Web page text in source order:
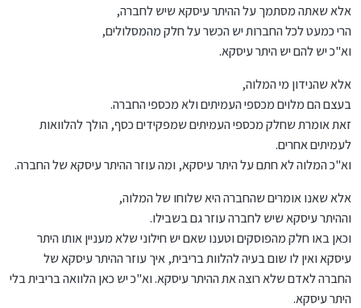
אלא שאתה מסתמך על ההיתר עיסקא שיש לחברה,
הרי כמעט לכל החברות יש הכשר על חלק מהמסלולים,
וא"כ יש להם יש היתר עיסקא.
אלא שהנידון מי המלוה,
בעצם הם מלוים מכספי העמיתים ולא מכספי החברה.
זאת אומרת שחלק מכספי העמיתים שמפקידים כסף, הולך להלוואות
לעמיתים אחרים.
וא"כ המלוה לא חתם על היתר עיסקא, ומה עוזר ההיתר עיסקא של החברה.
אלא שאנו אומרים שהחברה היא שלוחו של המלוה,
וההיתר עיסקא שיש לחברה עוזר גם בשבילו.
וכאן באו חלק מהפוסקים וטענו שאם יש חילוני שלא מעניין אותו היתר
עיסקא ואין לו שום בעיה להלוות בריבית, איך עוזר ההיתר עיסקא של
החברה לאדם שלא רוצה את ההיתר עיסקא. וא"כ יש כאן הלוואה בריבית בלי
היתר עיסקא.